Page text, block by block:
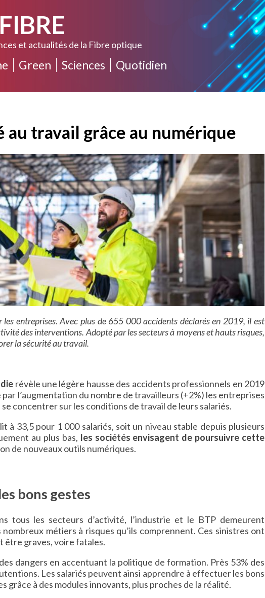
et actualités de la Fibre optique
Green Sciences Quotidien
travail grâce au numérique
entreprises. Avec plus de 655 000 accidents déclarés en 2019, il est
des interventions. Adopté par les secteurs à moyens et hauts risques,
la sécurité au travail.
révèle une légère hausse des accidents professionnels en 2019
l’augmentation du nombre de travailleurs (+2%) les entreprises
concentrer sur les conditions de travail de leurs salariés.
à 33,5 pour 1 000 salariés, soit un niveau stable depuis plusieurs
au plus bas, les sociétés envisagent de poursuivre cette
de nouveaux outils numériques.
bons gestes
tous les secteurs d’activité, l’industrie et le BTP demeurent
métiers à risques qu’ils comprennent. Ces sinistres ont
être graves, voire fatales.
dangers en accentuant la politique de formation. Près 53% des
Les salariés peuvent ainsi apprendre à effectuer les bons
grâce à des modules innovants, plus proches de la réalité.